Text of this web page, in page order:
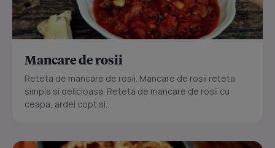
Mancare de rosii
Reteta de mancare de rosii. Mancare de rosii reteta
simpla si delicioasa. Reteta de mancare de rosii cu
ceapa, ardei copt si...